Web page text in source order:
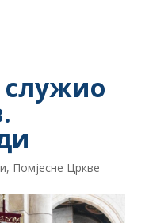
служио
, Помјесне Цркве